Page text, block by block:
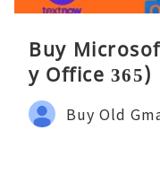
Buy
y Office 365)
Buy Old